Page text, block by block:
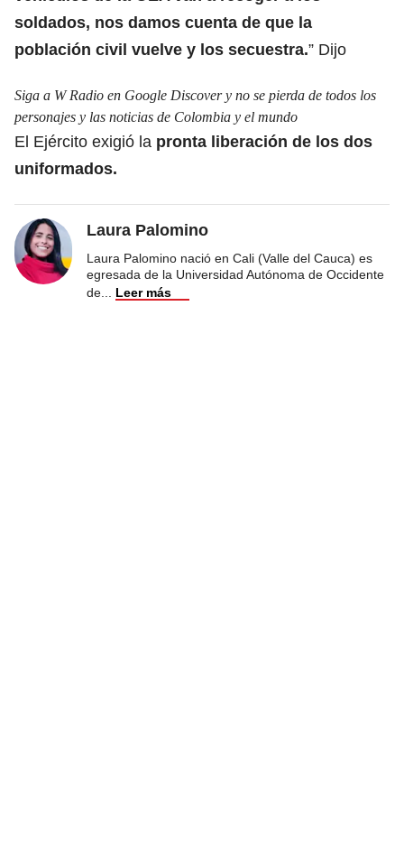
soldados, nos damos cuenta de que la
población civil vuelve y los secuestra.” Dijo
Siga a W Radio en Google Discover y no se pierda de todos los
personajes y las noticias de Colombia y el mundo
El Ejército exigió la pronta liberación de los dos
uniformados.
Laura Palomino
Laura Palomino nació en Cali (Valle del Cauca) es
egresada de la Universidad Autónoma de Occidente
de
Leer más